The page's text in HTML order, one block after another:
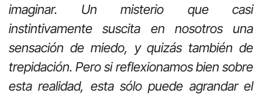
imaginar. Un misterio que casi
instintivamente suscita en nosotros una
sensación de miedo, y quizás también de
trepidación. Pero si reflexionamos bien sobre
esta realidad, esta sólo puede agrandar el